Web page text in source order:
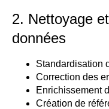
2. Nettoyage
données
Standardisation
Correction des
Enrichissement
Création de